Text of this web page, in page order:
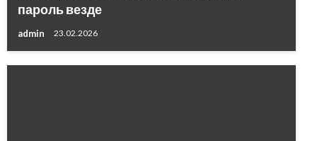
пароль везде
admin 23.02.2026